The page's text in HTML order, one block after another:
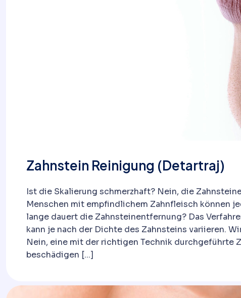
Zahnstein Reinigung (Detartraj)
Ist die Skalierung schmerzhaft? Nein, die
Menschen mit empfindlichem Zahnfleisch können
lange dauert die Zahnsteinentfernung? Das
kann je nach der Dichte des Zahnsteins variieren.
Nein, eine mit der richtigen Technik durchgeführte
beschädigen [...]